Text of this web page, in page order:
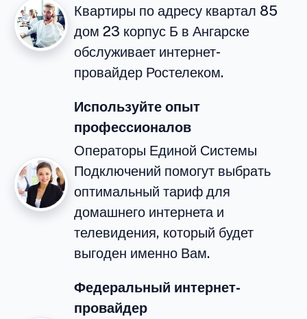
Квартиры по адресу квартал 85
дом 23 корпус Б в Ангарске
обслуживает интернет-
провайдер Ростелеком.
Используйте опыт
профессионалов
Операторы Единой Системы
Подключений помогут выбрать
оптимальный тариф для
домашнего интернета и
телевидения, который будет
выгоден именно Вам.
Федеральный интернет-
провайдер